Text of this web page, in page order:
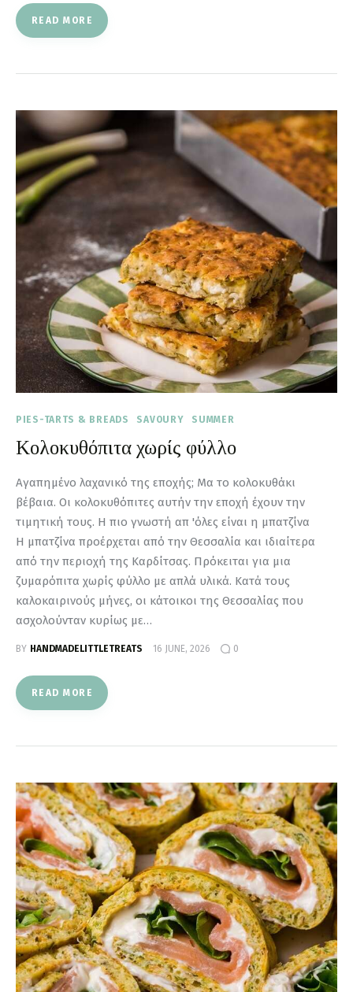
READ MORE
PIES-TARTS & BREADS SAVOURY SUMMER
Κολοκυθόπιτα χωρίς φύλλο
Αγαπημένο λαχανικό της εποχής; Μα το κολοκυθάκι
βέβαια. Οι κολοκυθόπιτες αυτήν την εποχή έχουν την
τιμητική τους. Η πιο γνωστή απ 'όλες είναι η μπατζίνα
Η μπατζίνα προέρχεται από την Θεσσαλία και ιδιαίτερα
από την περιοχή της Καρδίτσας. Πρόκειται για μια
ζυμαρόπιτα χωρίς φύλλο με απλά υλικά. Κατά τους
καλοκαιρινούς μήνες, οι κάτοικοι της Θεσσαλίας που
ασχολούνταν κυρίως με…
BY HANDMADELITTLETREATS 16 JUNE, 2026 0
READ MORE